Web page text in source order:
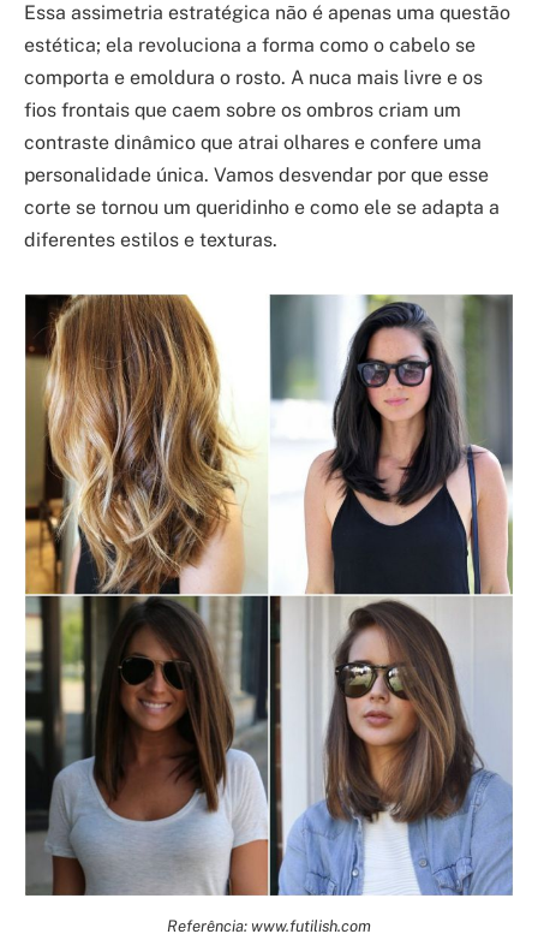
Essa assimetria estratégica não é apenas uma questão
estética; ela revoluciona a forma como o cabelo se
comporta e emoldura o rosto. A nuca mais livre e os
fios frontais que caem sobre os ombros criam um
contraste dinâmico que atrai olhares e confere uma
personalidade única. Vamos desvendar por que esse
corte se tornou um queridinho e como ele se adapta a
diferentes estilos e texturas.
Referência: www.futilish.com